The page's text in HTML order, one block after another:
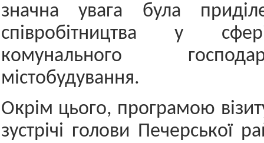
значна увага була
співробітництва у
комунального
містобудування.
Окрім цього, програмою
зустрічі голови Печерської